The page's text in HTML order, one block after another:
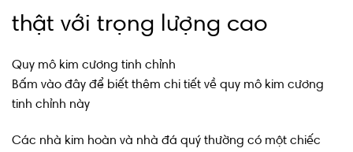
thật với trọng lượng cao
Quy mô kim cương tinh chỉnh
Bấm vào đây để biết thêm chi tiết về quy mô kim cương
tinh chỉnh này
Các nhà kim hoàn và nhà đá quý thường có một chiếc